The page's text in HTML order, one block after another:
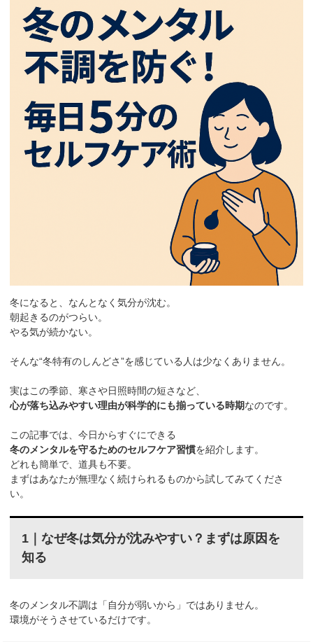
冬になると、なんとなく気分が沈む。
朝起きるのがつらい。
やる気が続かない。
そんな“冬特有のしんどさ”を感じている人は少なくありません。
実はこの季節、寒さや日照時間の短さなど、
心が落ち込みやすい理由が科学的にも揃っている時期なのです。
この記事では、今日からすぐにできる
冬のメンタルを守るためのセルフケア習慣を紹介します。
どれも簡単で、道具も不要。
まずはあなたが無理なく続けられるものから試してみてくださ
い。
1｜なぜ冬は気分が沈みやすい？まずは原因を
知る
冬のメンタル不調は「自分が弱いから」ではありません。
環境がそうさせているだけです。